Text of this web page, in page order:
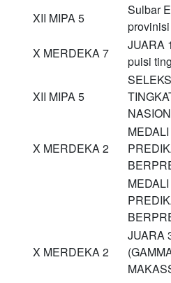
XII MIPA 5
Sulbar
X MERDEKA 7
JUARA
puisi
XII MIPA 5
X MERDEKA 2
X MERDEKA 2
JUARA